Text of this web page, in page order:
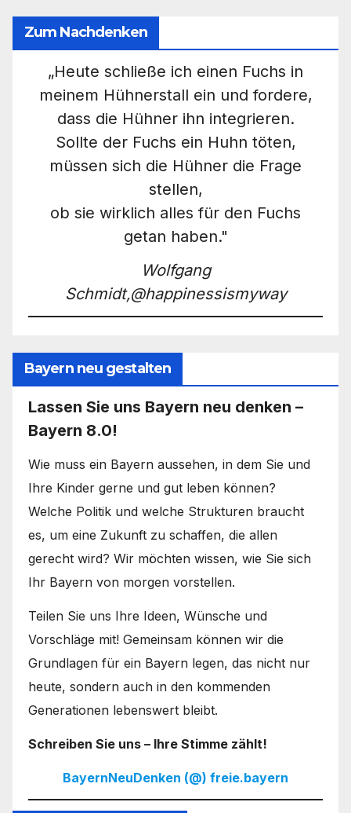
Zum Nachdenken
„Heute schließe ich einen Fuchs in
meinem Hühnerstall ein und fordere,
dass die Hühner ihn integrieren.
Sollte der Fuchs ein Huhn töten,
müssen sich die Hühner die Frage
stellen,
ob sie wirklich alles für den Fuchs
getan haben."
Wolfgang
Schmidt,@happinessismyway
Bayern neu gestalten
Lassen Sie uns Bayern neu denken –
Bayern 8.0!
Wie muss ein Bayern aussehen, in dem Sie und
Ihre Kinder gerne und gut leben können?
Welche Politik und welche Strukturen braucht
es, um eine Zukunft zu schaffen, die allen
gerecht wird? Wir möchten wissen, wie Sie sich
Ihr Bayern von morgen vorstellen.
Teilen Sie uns Ihre Ideen, Wünsche und
Vorschläge mit! Gemeinsam können wir die
Grundlagen für ein Bayern legen, das nicht nur
heute, sondern auch in den kommenden
Generationen lebenswert bleibt.
Schreiben Sie uns – Ihre Stimme zählt!
BayernNeuDenken (@) freie.bayern